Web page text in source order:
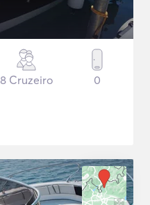
8 Cruzeiro 0